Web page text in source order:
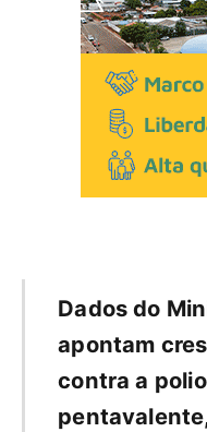
Dados do
apontam
contra a